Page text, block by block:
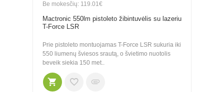
Be mokesčių: 119.01€
Mactronic 550lm pistoleto žibintuvėlis su lazeriu
T-Force LSR
Prie pistoleto montuojamas T-Force LSR sukuria iki
550 liumenų šviesos srautą, o švietimo nuotolis
beveik siekia 150 met..